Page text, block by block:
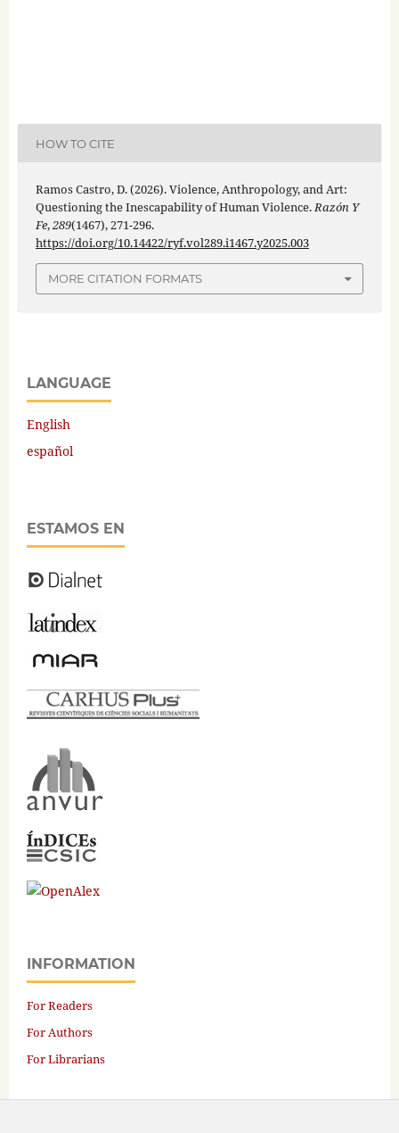
HOW TO CITE
Ramos Castro, D. (2026). Violence, Anthropology, and Art:
Questioning the Inescapability of Human Violence.Razón Y
Fe,289(1467), 271-296.
https://doi.org/10.14422/ryf.vol289.i1467.y2025.003
MORE CITATION FORMATS
LANGUAGE
English
español
ESTAMOS EN
INFORMATION
For Readers
For Authors
For Librarians